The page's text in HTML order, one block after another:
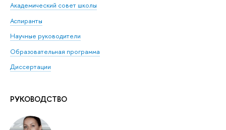
Академический совет школы
Аспиранты
Научные руководители
Образовательная программа
Диссертации
РУКОВОДСТВО